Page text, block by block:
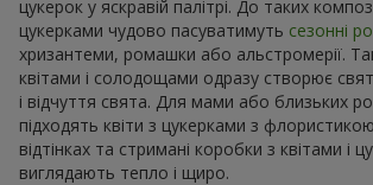
цукерок у яскравій палітрі. До таких
цукерками чудово пасуватимуть сезонні
хризантеми, ромашки або альстромерії.
квітами і солодощами одразу створює
і відчуття свята. Для мами або близьких
підходять квіти з цукерками з
відтінках та стримані коробки з квітами і
виглядають тепло і щиро.